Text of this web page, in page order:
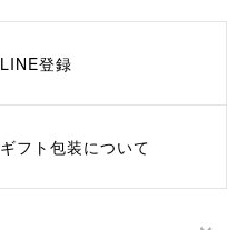
LINE登録
ギフト包装について